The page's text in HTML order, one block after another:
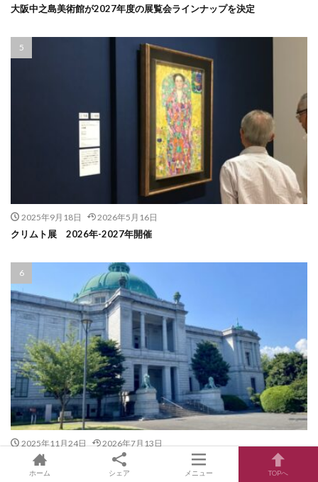
大阪中之島美術館が2027年度の展覧会ラインナップを決定
2025年9月18日 2026年5月16日
クリムト展 2026年-2027年開催
2025年11月24日 2026年7月13日
2026-2027年 首都圏の主な展覧会 東京、神奈川（横浜）、千葉、
埼玉、茨城、群馬、栃木、山梨の美術館・博物館（随時更新）
ホーム シェア メニュー TOPへ